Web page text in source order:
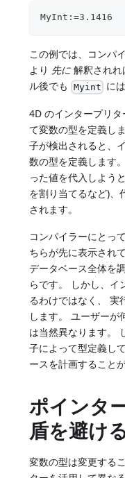
MyInt:=3.1416
この例では、コンパ
より 先に 解釈され
ル後でも Myint には
4D のインタープリ
て変数の型を定義し
子が検出されると、
数の型を定義します
った値を代入しよう
を割り当てるなど)、
されます。
コンパイラーにとっ
ちらが先に表示され
データベース全体を
らです。 しかし、イ
るわけではなく、 実
します。 ユーザーが
は当然異なります。
子によって型定義し
ースを計画すること
ポインタ
盾を避け
変数の型は変更する